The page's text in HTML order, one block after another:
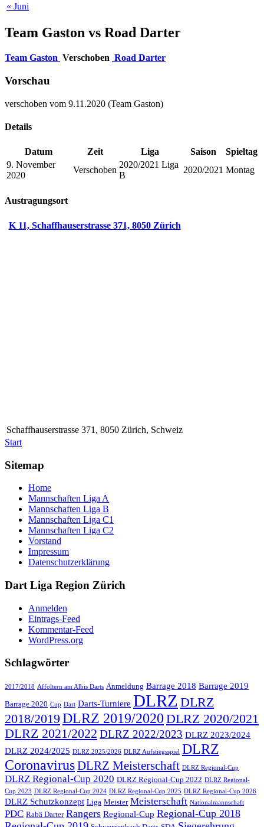
« Juni
Team Gaston vs Road Darter
Team Gaston Verschoben Road Darter
Vorschau
verschoben vom 9.11.2020 (Team Gaston)
Details
Datum Zeit Liga Saison
Spieltag
9. November
2020
Verschoben
2020/2021 Liga
B
2020/2021 Montag
Austragungsort
K 11, Schaffhauserstrasse 371, 8050 Zürich
Schaffhauserstrasse 371, 8050 Zürich, Schweiz
Start
Sitemap
Home
Mannschaften Liga A
Mannschaften Liga B
Mannschaften Liga C1
Mannschaften Liga C2
Vorstand
Impressum
Datenschutzerklärung
Dart Liga Region Zürich
Anmelden
Eintrags-Feed
Kommentar-Feed
WordPress.org
Schlagwörter
2017/2018 Affoltern am Albis Darts Anmeldung Barrage 2018 Barrage 2019
Barrage 2020 Cup Dart Darts-Turniere DLRZ DLRZ
2018/2019 DLRZ 2019/2020 DLRZ 2020/2021
DLRZ 2021/2022 DLRZ 2022/2023 DLRZ 2023/2024
DLRZ 2024/2025 DLRZ 2025/2026 DLRZ Aufstiegsspiel DLRZ
CoronavirusDLRZ Meisterschaft DLRZ Regional-Cup
DLRZ Regional-Cup 2020 DLRZ Regional-Cup 2022 DLRZ Regional-
Cup 2023 DLRZ Regional-Cup 2024 DLRZ Regional-Cup 2025 DLRZ Regional-Cup 2026
DLRZ Schutzkonzept Liga Meister Meisterschaft Nationalmannschaft
PDC Rabä Darter Rangers Regional-Cup Regional-Cup 2018